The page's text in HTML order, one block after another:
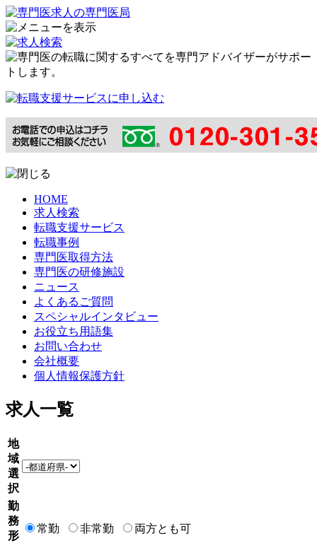
HOME
求人検索
転職支援サービス
転職事例
専門医取得方法
専門医の研修施設
ニュース
よくあるご質問
スペシャルインタビュー
お役立ち用語集
お問い合わせ
会社概要
個人情報保護方針
求人一覧
地
域
選
択
勤
務
形
常勤 非常勤 両方とも可